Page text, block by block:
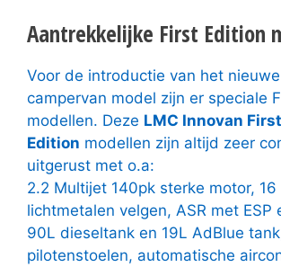
Aantrekkelijke First Edition
Voor de introductie van het
campervan model zijn er speciale
modellen. Deze LMC Innovan First
Edition modellen zijn altijd zeer
uitgerust met o.a:
2.2 Multijet 140pk sterke motor, 16
lichtmetalen velgen, ASR met ESP
90L dieseltank en 19L AdBlue
pilotenstoelen, automatische